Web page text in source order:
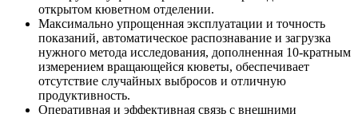
открытом кюветном отделении.
Максимально упрощенная эксплуатации и точность
показаний, автоматическое распознавание и загрузка
нужного метода исследования, дополненная 10-кратным
измерением вращающейся кюветы, обеспечивает
отсутствие случайных выбросов и отличную
продуктивность.
Оперативная и эффективная связь с внешними